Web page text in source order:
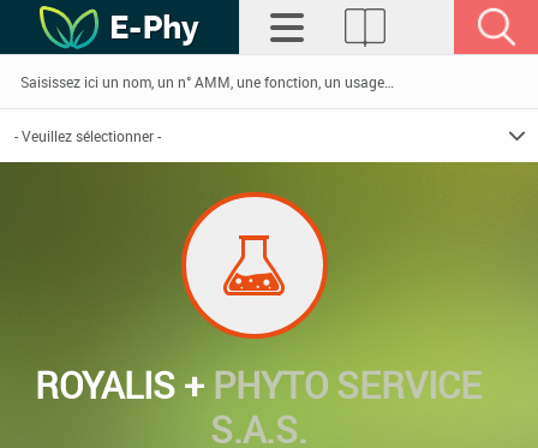
ROYALIS + PHYTO SERVICE
S.A.S.